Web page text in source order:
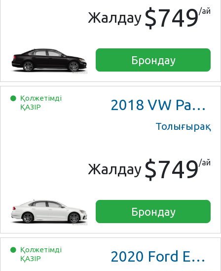
Жалдау $749/ай
Брондау
Қолжетімді
ҚАЗІР
2018 VW Passat
Толығырақ
Жалдау $749/ай
Брондау
Қолжетімді
ҚАЗІР
2020 Ford EcoSport